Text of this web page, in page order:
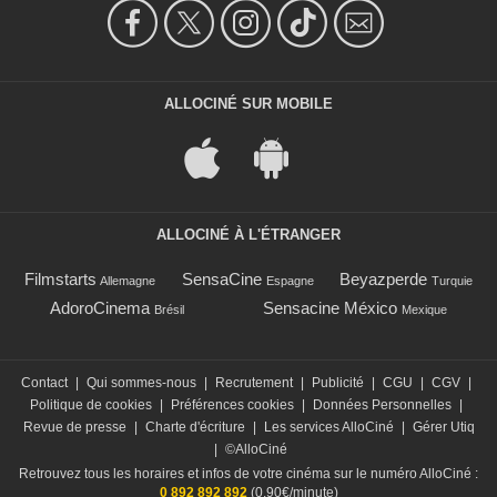
ALLOCINÉ SUR MOBILE
ALLOCINÉ À L'ÉTRANGER
Filmstarts Allemagne SensaCine Espagne Beyazperde Turquie
AdoroCinema Brésil Sensacine México Mexique
Contact | Qui sommes-nous | Recrutement | Publicité | CGU | CGV |
Politique de cookies | Préférences cookies | Données Personnelles |
Revue de presse
| Charte d'écriture | Les services AlloCiné | Gérer Utiq
| ©AlloCiné
Retrouvez tous les horaires et infos de votre cinéma sur le numéro AlloCiné :
0 892 892 892 (0,90€/minute)